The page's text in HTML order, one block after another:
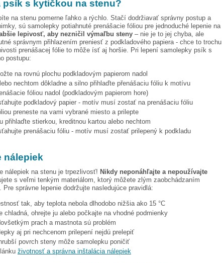
psík s kytičkou na stenu?
na stenu pomerne ľahko a rýchlo. Stačí dodržiavať správny postup a
sú samolepky potiahnuté prenášacie fóliou pre jednoduché lepenie na
lepivosť, aby nezničil výmaľbu steny – nie je to jej chyba, ale
správnym přihlazením preniesť z podkladového papiera - chce to trochu
prenášacej fólie to môže ísť aj horšie. Pri lepení samolepky psík s
postupu:
na rovnú plochu podkladovým papierom nadol
nechtom dôkladne a silno přihlaďte přenášaciu fóliu k motívu
fóliou nadol (podkladovým papierom hore)
podkladový papier - motív musí zostať na prenášaciu fóliu
preneste na vami vybrané miesto a prilepte
přihlaďte stierkou, kreditnou kartou alebo nechtom
prenášaciu fóliu - motív musí zostať prilepený k podkladu
nálepiek
nálepiek na stenu je trpezlivosť! Nikdy neponáhľajte a nepoužívajte
s veľmi tenkým materiálom, ktorý môžete zlým zaobchádzaním
správne lepenie dodržujte nasledujúce pravidlá:
tak, aby teplota nebola dlhodobo nižšia ako 15 °C
chladná, ohrejte ju alebo počkajte na vhodné podmienky
prach a mastnota sú problém
aj pri nechcenom prilepení nejdú prelepiť
povrch steny môže samolepku poničiť
životnosť a správna inštalácia nálepiek